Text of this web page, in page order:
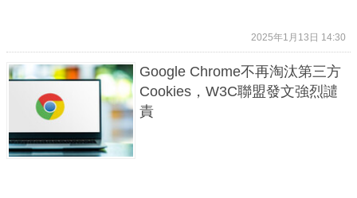
2025年1月13日 14:30
Google Chrome不再淘汰第三方
Cookies，W3C聯盟發文強烈譴
責